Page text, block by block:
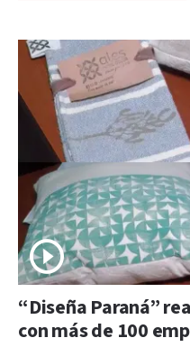
“Diseña Paraná”
con más de 100